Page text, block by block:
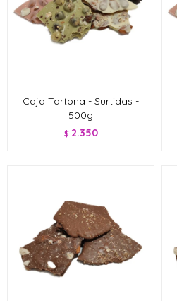
Caja Tartona - Surtidas -
500g
$ 2.350